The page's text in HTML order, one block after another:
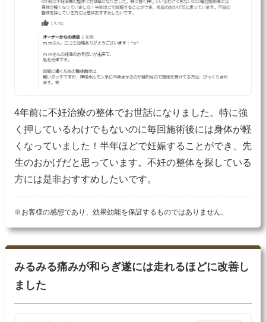
4年前に不妊治療の整体でお世話になりました。特に強
く押しているわけでもないのに毎回施術後には身体が軽
くなっていました！半年ほどで妊娠することができ、先
生のおかげだと思っています。不妊の整体を探している
方には是非おすすめしたいです。
※お客様の感想であり、効果効能を保証するものではありません。
みるみる痛みが和らぎ遂には走れるほどに改善し
ました